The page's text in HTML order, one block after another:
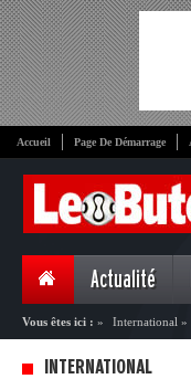
Accueil Page De Démarrage
Actualité
Vous êtes ici : » International »
INTERNATIONAL